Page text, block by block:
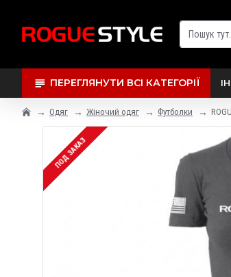
ПЕРЕГЛЯНУТИ ВСІ КАТЕГОРІЇ
Одяг Жіночий одяг Футболки
ПОД ЗАКАЗ